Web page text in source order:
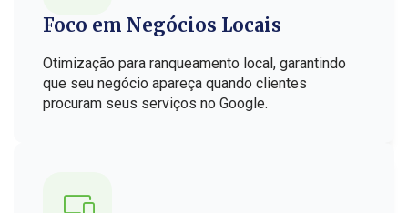
Foco em Negócios Locais
Otimização para ranqueamento local, garantindo
que seu negócio apareça quando clientes
procuram seus serviços no Google.